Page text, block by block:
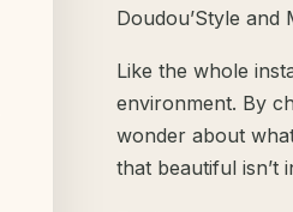
Doudou’Style and
Like the whole
environment. By
wonder about
that beautiful isn’t